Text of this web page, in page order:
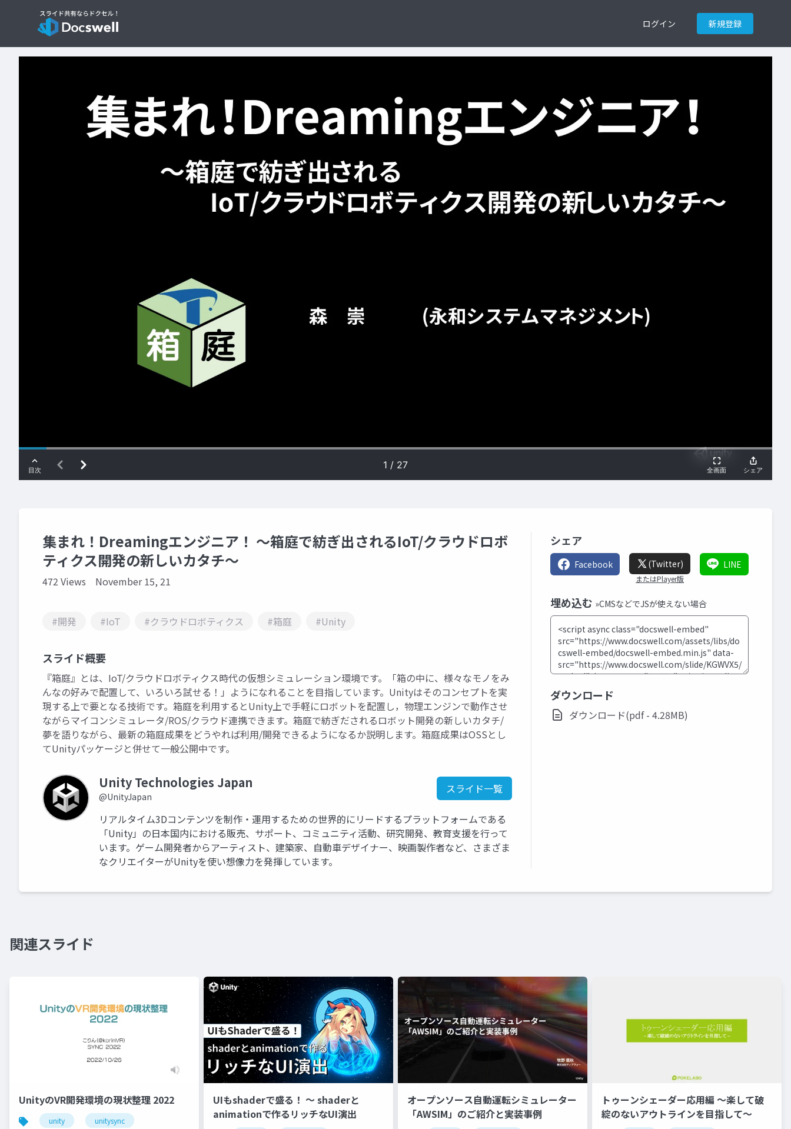
ログイン 新規登録
集まれ！Dreamingエンジニア！ 〜箱庭で紡ぎ出されるIoT/クラウドロボ
ティクス開発の新しいカタチ〜
472 Views November 15, 21
#開発 #IoT #クラウドロボティクス #箱庭 #Unity
スライド概要
『箱庭』とは、IoT/クラウドロボティクス時代の仮想シミュレーション環境です。「箱の中に、様々なモノをみ
んなの好みで配置して、いろいろ試せる！」ようになれることを目指しています。Unityはそのコンセプトを実
現する上で要となる技術です。箱庭を利用するとUnity上で手軽にロボットを配置し，物理エンジンで動作させ
ながらマイコンシミュレータ/ROS/クラウド連携できます。箱庭で紡ぎだされるロボット開発の新しいカタチ/
夢を語りながら、最新の箱庭成果をどうやれば利用/開発できるようになるか説明します。箱庭成果はOSSとし
てUnityパッケージと併せて一般公開中です。
Unity Technologies Japan
@UnityJapan
スライド一覧
リアルタイム3Dコンテンツを制作・運用するための世界的にリードするプラットフォームである
「Unity」の日本国内における販売、サポート、コミュニティ活動、研究開発、教育支援を行って
います。ゲーム開発者からアーティスト、建築家、自動車デザイナー、映画製作者など、さまざま
なクリエイターがUnityを使い想像力を発揮しています。
シェア
Facebook (Twitter)
またはPlayer版
LINE
埋め込む »CMSなどでJSが使えない場合
ダウンロード
ダウンロード(pdf - 4.28MB)
関連スライド
UnityのVR開発環境の現状整理 2022
unity unitysync
UIもshaderで盛る！ 〜 shaderと
animationで作るリッチなUI演出
オープンソース自動運転シミュレーター
「AWSIM」のご紹介と実装事例
トゥーンシェーダー応用編 ～楽して破
綻のないアウトラインを目指して～